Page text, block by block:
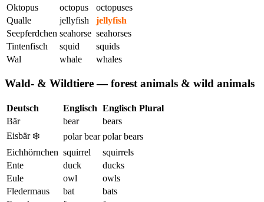
Oktopus
octopus
octopuses
Qualle
jellyfish
jellyfish
Seepferdchen seahorse seahorses
Tintenfisch
squid
squids
Wal
whale whales
Wald- & Wildtiere — forest animals & wild animals
Deutsch Englisch Englisch Plural
Bär
bear
bears
Eisbär ‍‍❄️
polar bear polar bears
Eichhörnchen ️️ squirrel
squirrels
Ente
duck
ducks
Eule
owl
owls
Fledermaus
bat
bats